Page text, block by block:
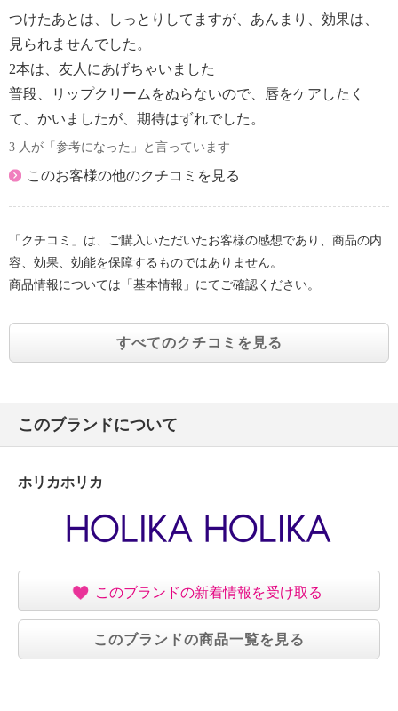
つけたあとは、しっとりしてますが、あんまり、効果は、
見られませんでした。
2本は、友人にあげちゃいました
普段、リップクリームをぬらないので、唇をケアしたく
て、かいましたが、期待はずれでした。
3 人が「参考になった」と言っています
このお客様の他のクチコミを見る
「クチコミ」は、ご購入いただいたお客様の感想であり、商品の内
容、効果、効能を保障するものではありません。
商品情報については「基本情報」にてご確認ください。
すべてのクチコミを見る
このブランドについて
ホリカホリカ
このブランドの新着情報を受け取る
このブランドの商品一覧を見る